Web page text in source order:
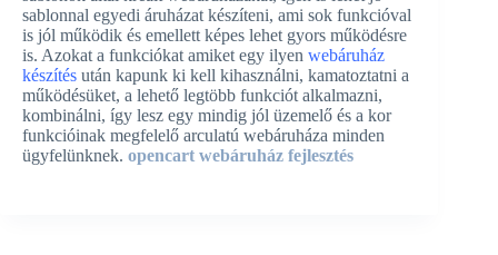
sablonnal egyedi áruházat készíteni, ami sok funkcióval
is jól működik és emellett képes lehet gyors működésre
is. Azokat a funkciókat amiket egy ilyen webáruház
készítés után kapunk ki kell kihasználni, kamatoztatni a
működésüket, a lehető legtöbb funkciót alkalmazni,
kombinálni, így lesz egy mindig jól üzemelő és a kor
funkcióinak megfelelő arculatú webáruháza minden
ügyfelünknek. opencart webáruház fejlesztés